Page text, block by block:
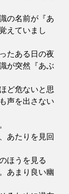
の名前が『あ
えていまし
たある日の夜
が突然『あぶ
ど危ないと思
声を出さない
あたりを見回
ほうを見る
あまり良い幽